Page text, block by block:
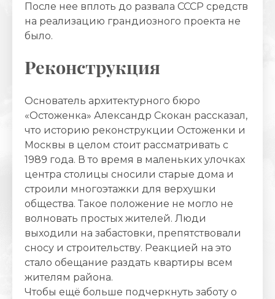
После нее вплоть до развала СССР средств
на реализацию грандиозного проекта не
было.
Реконструкция
Основатель архитектурного бюро
«Остоженка» Александр Скокан рассказал,
что историю реконструкции Остоженки и
Москвы в целом стоит рассматривать с
1989 года. В то время в маленьких улочках
центра столицы сносили старые дома и
строили многоэтажки для верхушки
общества. Такое положение не могло не
волновать простых жителей. Люди
выходили на забастовки, препятствовали
сносу и строительству. Реакцией на это
стало обещание раздать квартиры всем
жителям района.
Чтобы ещё больше подчеркнуть заботу о